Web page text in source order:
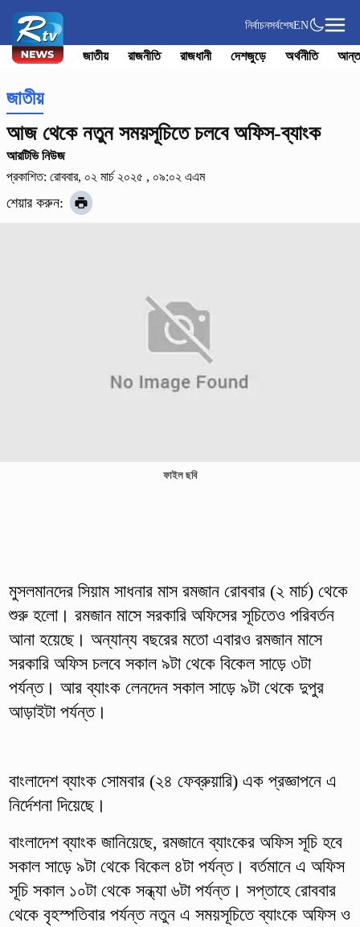
নির্বাচনসর্বশেষEN
জাতীয় রাজনীতি রাজধানী দেশজুড়ে অর্থনীতি
জাতীয়
আজ থেকে নতুন সময়সূচিতে চলবে অফিস-ব্যাংক
আরটিভি নিউজ
প্রকাশিত: রোববার, ০২ মার্চ ২০২৫ , ০৯:০২ এএম
শেয়ার করুন:
ফাইল ছবি
মুসলমানদের সিয়াম সাধনার মাস রমজান রোববার (২ মার্চ) থেকে
শুরু হলো। রমজান মাসে সরকারি অফিসের সূচিতেও পরিবর্তন
আনা হয়েছে। অন্যান্য বছরের মতো এবারও রমজান মাসে
সরকারি অফিস চলবে সকাল ৯টা থেকে বিকেল সাড়ে ৩টা
পর্যন্ত। আর ব্যাংক লেনদেন সকাল সাড়ে ৯টা থেকে দুপুর
আড়াইটা পর্যন্ত।
বাংলাদেশ ব্যাংক সোমবার (২৪ ফেব্রুয়ারি) এক প্রজ্ঞাপনে এ
নির্দেশনা দিয়েছে।
বাংলাদেশ ব্যাংক জানিয়েছে, রমজানে ব্যাংকের অফিস সূচি হবে
সকাল সাড়ে ৯টা থেকে বিকেল ৪টা পর্যন্ত। বর্তমানে এ অফিস
সূচি সকাল ১০টা থেকে সন্ধ্যা ৬টা পর্যন্ত। সপ্তাহে রোববার
থেকে বৃহস্পতিবার পর্যন্ত নতুন এ সময়সূচিতে ব্যাংকে অফিস ও